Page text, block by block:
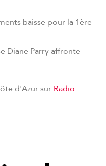
baisse pour la 1ère
Diane Parry affronte
d'Azur sur Radio